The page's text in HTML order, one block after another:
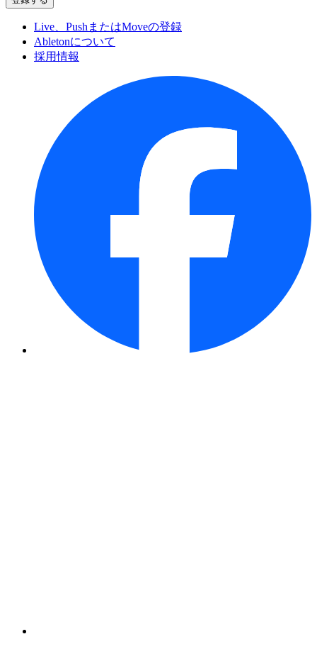
Live、PushまたはMoveの登録
Abletonについて
採用情報